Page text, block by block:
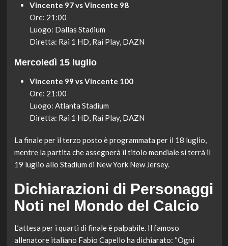
Vincente 97 vs Vincente 98
Ore: 21:00
Luogo: Dallas Stadium
Diretta: Rai 1 HD, Rai Play, DAZN
Mercoledì 15 luglio
Vincente 99 vs Vincente 100
Ore: 21:00
Luogo: Atlanta Stadium
Diretta: Rai 1 HD, Rai Play, DAZN
La finale per il terzo posto è programmata per il 18 luglio,
mentre la partita che assegnerà il titolo mondiale si terrà il
19 luglio allo Stadium di New York New Jersey.
Dichiarazioni di Personaggi
Noti nel Mondo del Calcio
L’attesa per i quarti di finale è palpabile. Il famoso
allenatore italiano Fabio Capello ha dichiarato: “Ogni